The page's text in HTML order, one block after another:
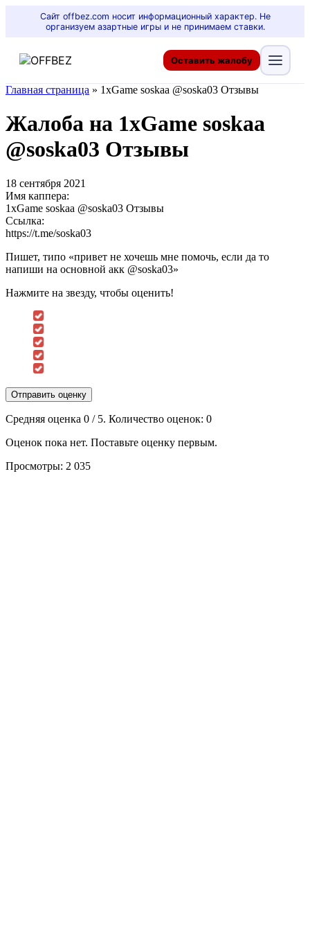
Сайт offbez.com носит информационный характер. Не
организуем азартные игры и не принимаем ставки.
Оставить жалобу
Главная страница » 1xGame soskaa @soska03 Отзывы
Жалоба на 1xGame soskaa
@soska03 Отзывы
18 сентября 2021
Имя каппера:
1xGame soskaa @soska03 Отзывы
Ссылка:
https://t.me/soska03
Пишет, типо «привет не хочешь мне помочь, если да то
напиши на основной акк @soska03»
Нажмите на звезду, чтобы оценить!
Отправить оценку
Средняя оценка 0 / 5. Количество оценок: 0
Оценок пока нет. Поставьте оценку первым.
Просмотры: 2 035